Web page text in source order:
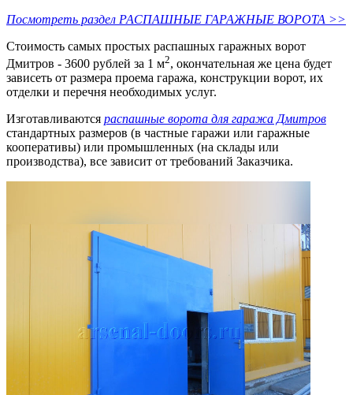
Посмотреть раздел РАСПАШНЫЕ ГАРАЖНЫЕ ВОРОТА >>
Стоимость самых простых распашных гаражных ворот
Дмитров - 3600 рублей за 1 м2, окончательная же цена будет
зависеть от размера проема гаража, конструкции ворот, их
отделки и перечня необходимых услуг.
Изготавливаются распашные ворота для гаража Дмитров
стандартных размеров (в частные гаражи или гаражные
кооперативы) или промышленных (на склады или
производства), все зависит от требований Заказчика.